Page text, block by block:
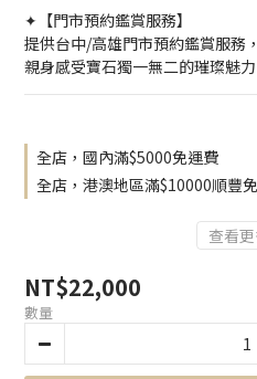
✦【門市預約鑑賞服務】
提供台中/高雄門市預約鑑賞服務，
親身感受寶石獨一無二的璀璨魅力
全店，國內滿$5000免運費
全店，港澳地區滿$10000順豐
查看
NT$22,000
數量